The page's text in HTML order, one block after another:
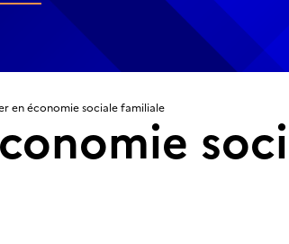
en économie sociale familiale